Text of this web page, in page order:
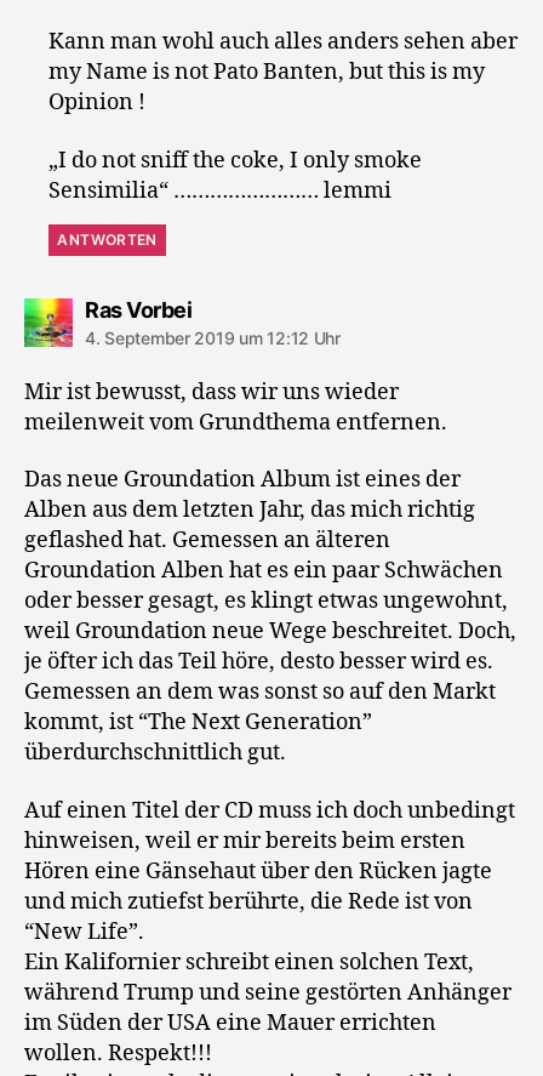
Kann man wohl auch alles anders sehen aber
my Name is not Pato Banten, but this is my
Opinion !
„I do not sniff the coke, I only smoke
Sensimilia“ …………………… lemmi
ANTWORTEN
Ras Vorbeisagt:
4. September 2019 um 12:12 Uhr
Mir ist bewusst, dass wir uns wieder
meilenweit vom Grundthema entfernen.
Das neue Groundation Album ist eines der
Alben aus dem letzten Jahr, das mich richtig
geflashed hat. Gemessen an älteren
Groundation Alben hat es ein paar Schwächen
oder besser gesagt, es klingt etwas ungewohnt,
weil Groundation neue Wege beschreitet. Doch,
je öfter ich das Teil höre, desto besser wird es.
Gemessen an dem was sonst so auf den Markt
kommt, ist “The Next Generation”
überdurchschnittlich gut.
Auf einen Titel der CD muss ich doch unbedingt
hinweisen, weil er mir bereits beim ersten
Hören eine Gänsehaut über den Rücken jagte
und mich zutiefst berührte, die Rede ist von
“New Life”.
Ein Kalifornier schreibt einen solchen Text,
während Trump und seine gestörten Anhänger
im Süden der USA eine Mauer errichten
wollen. Respekt!!!